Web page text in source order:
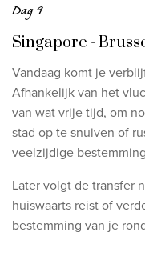
Dag 9
Singapore -
Vandaag komt je
Afhankelijk van het
van wat vrije tijd, om
stad op te snuiven of
veelzijdige
Later volgt de transfer
huiswaarts reist of
bestemming van je